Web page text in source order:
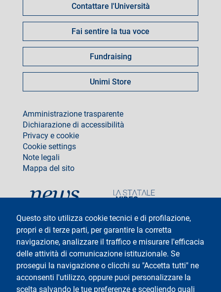
Questo sito utilizza cookie tecnici e di profilazione,
propri e di terze parti, per garantire la corretta
navigazione, analizzare il traffico e misurare l'efficacia
delle attività di comunicazione istituzionale. Se
prosegui la navigazione o clicchi su "Accetta tutti" ne
acconsenti l'utilizzo, oppure puoi personalizzare la
scelta salvando le tue preferenze e scegliendo quali
Contattare l'Università
Fai sentire la tua voce
Fundraising
Unimi Store
footer
Amministrazione trasparente
Dichiarazione di accessibilità
Privacy e cookie
Cookie settings
Note legali
Mappa del sito
Testo
Università degli Studi di Milano
Via Festa del Perdono 7 - 20122 Milano
Tel: +39 02 5032 5032
InformaStudenti
Posta Elettronica Certificata
social